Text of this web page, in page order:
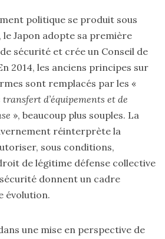
politique se produit sous
le Japon adopte sa première
sécurité et crée un Conseil de
2014, les anciens principes sur
sont remplacés par les «
d’équipements et de
», beaucoup plus souples. La
réinterprète la
sous conditions,
de légitime défense collective
sécurité donnent un cadre
évolution.
une mise en perspective de